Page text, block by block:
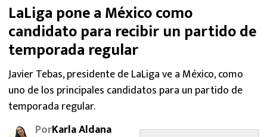
RAYADOS
PUMAS
ATLANTE
SELECCIÓN MEXICANA
FUTBOL INTERNACIONAL
LaLiga pone a México como
candidato para recibir un partido de
temporada regular
Javier Tebas, presidente de LaLiga ve a México, como
uno de los principales candidatos para un partido de
temporada regular.
PorKarla Aldana